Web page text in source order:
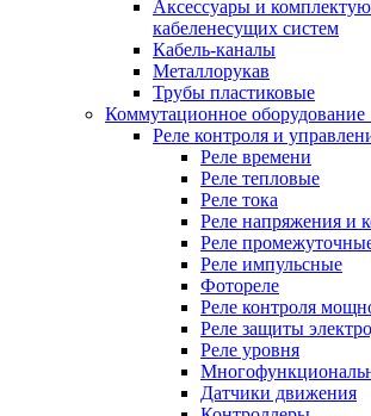
Аксессуары и
кабеленесущих систем
Кабель-каналы
Металлорукав
Трубы пластиковые
Коммутационное оборудование
Реле контроля и
Реле времени
Реле тепловые
Реле тока
Реле напряжения и
Реле
Реле импульсные
Фотореле
Реле контроля
Реле защиты
Реле уровня
Датчики движения